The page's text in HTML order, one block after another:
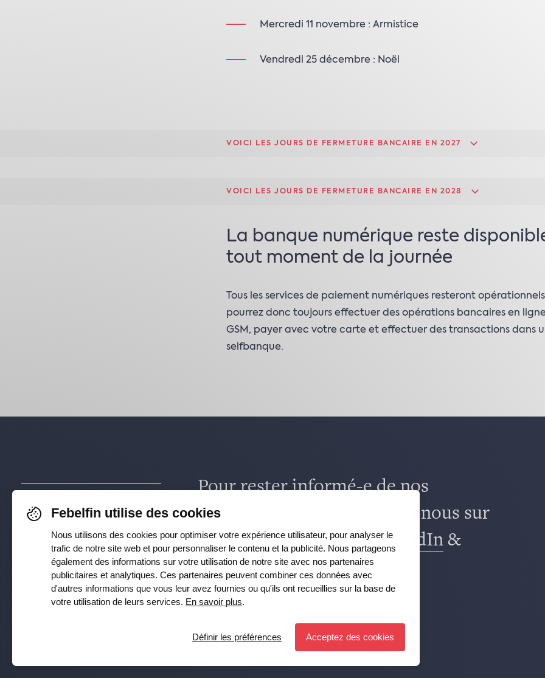
Mercredi 11 novembre : Armistice
Vendredi 25 décembre : Noël
VOICI LES JOURS DE FERMETURE BANCAIRE EN 2027
VOICI LES JOURS DE FERMETURE BANCAIRE EN 2028
La banque numérique reste
tout moment de la journée
Tous les services de paiement numériques resteront
pourrez donc toujours effectuer des opérations bancaires en
GSM, payer avec votre carte et effectuer des transactions dans
selfbanque.
Pour rester informé-e de nos
dernières actualités, suivez-nous sur
Facebook,TikTok,X,LinkedIn &
Instagram
Febelfin utilise des cookies
Nous utilisons des cookies pour optimiser votre expérience utilisateur, pour analyser le
trafic de notre site web et pour personnaliser le contenu et la publicité. Nous partageons
également des informations sur votre utilisation de notre site avec nos partenaires
publicitaires et analytiques. Ces partenaires peuvent combiner ces données avec
d'autres informations que vous leur avez fournies ou qu'ils ont recueillies sur la base de
votre utilisation de leurs services. En savoir plus.
Définir les préférences Acceptez des cookies